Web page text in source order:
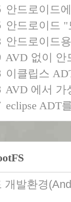
안드로이드
안드로이드
안드로이드
AVD 없이 안
이클립스
AVD 에서 가
eclipse ADT
개발환경